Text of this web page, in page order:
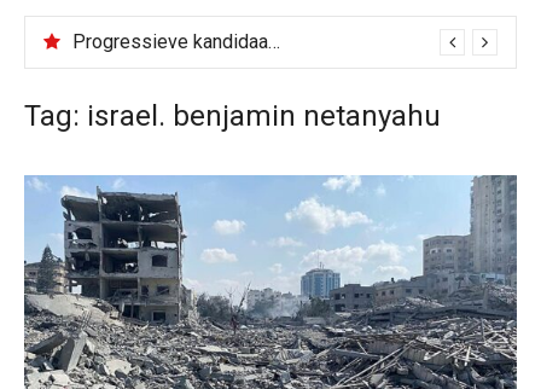
Progressieve kandidaat El-Sayed senaatskandidaat Michigan
Tag: israel. benjamin netanyahu